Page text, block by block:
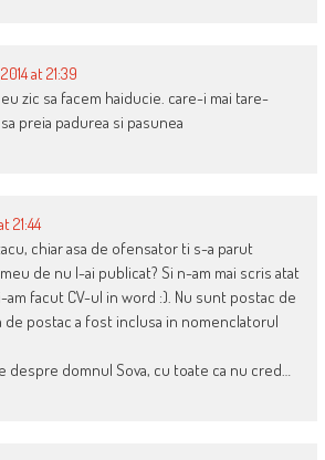
at 21:39
eu zic sa facem haiducie. care-i mai tare-
preia padurea si pasunea
21:44
chiar asa de ofensator ti s-a parut
de nu l-ai publicat? Si n-am mai scris atat
am facut CV-ul in word :). Nu sunt postac de
postac a fost inclusa in nomenclatorul
despre domnul Sova, cu toate ca nu cred…